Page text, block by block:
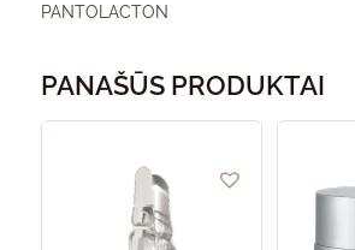
PANTOLACTON
PANAŠŪS PRODUKTAI